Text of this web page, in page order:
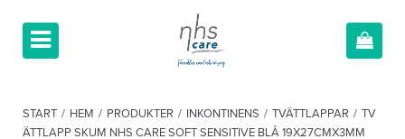
START / HEM / PRODUKTER / INKONTINENS / TVÄTTLAPPAR / TV
ÄTTLAPP SKUM NHS CARE SOFT SENSITIVE BLÅ 19X27CMX3MM